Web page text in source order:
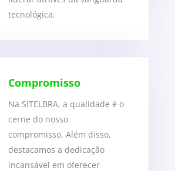
tecnológica.
Compromisso
Na SITELBRA, a qualidade é o
cerne do nosso
compromisso. Além disso,
destacamos a dedicação
incansável em oferecer